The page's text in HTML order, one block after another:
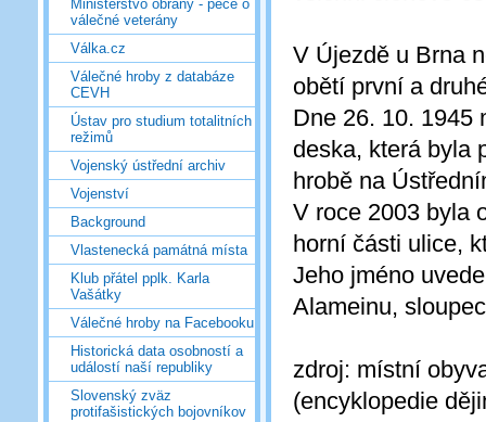
Ministerstvo obrany - péče o
válečné veterány
Válka.cz
Válečné hroby z databáze
CEVH
Ústav pro studium totalitních
režimů
Vojenský ústřední archiv
Vojenství
Background
Vlastenecká památná místa
Klub přátel pplk. Karla
Vašátky
Válečné hroby na Facebooku
Historická data osobností a
událostí naší republiky
Slovenský zväz
protifašistických bojovníkov
V Újezdě u Brna
obětí první a
Dne 26. 10. 1945
deska, která byla
hrobě na
V roce 2003 byla
horní části ulice,
Jeho jméno
Alameinu,
zdroj: místní
(encyklopedie